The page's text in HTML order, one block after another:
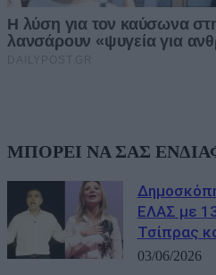
ΜΠΟΡΕΙ ΝΑ ΣΑΣ
ΕΛΑΣ με
Τσίπρας
03/06/2026